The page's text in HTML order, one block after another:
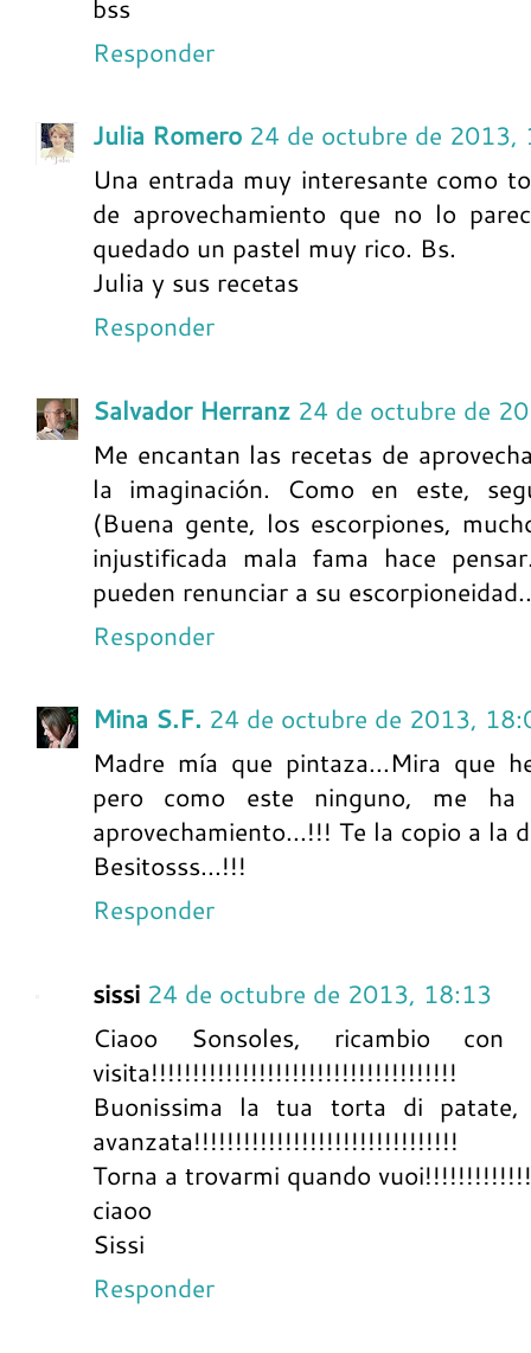
bss
Responder
Julia Romero 24 de octubre de 2013,
Una entrada muy interesante como
de aprovechamiento que no lo
quedado un pastel muy rico. Bs.
Julia y sus recetas
Responder
Salvador Herranz 24 de octubre de
Me encantan las recetas de
la imaginación. Como en este,
(Buena gente, los escorpiones,
injustificada mala fama hace
pueden renunciar a su
Responder
Mina S.F. 24 de octubre de 2013,
Madre mía que pintaza...Mira que
pero como este ninguno, me ha
aprovechamiento...!!! Te la copio a la
Besitosss...!!!
Responder
sissi 24 de octubre de 2013, 18:13
Ciaoo Sonsoles, ricambio
visita!!!!!!!!!!!!!!!!!!!!!!!!!!!!!!!!!!!!!
Buonissima la tua torta di
avanzata!!!!!!!!!!!!!!!!!!!!!!!!!!!!!!!!
Torna a trovarmi quando
ciaoo
Sissi
Responder